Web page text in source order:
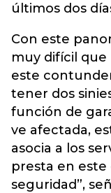
últimos dos
Con este
muy difícil
este
tener dos
función de
ve afectada,
asocia a los
presta en este
seguridad”,